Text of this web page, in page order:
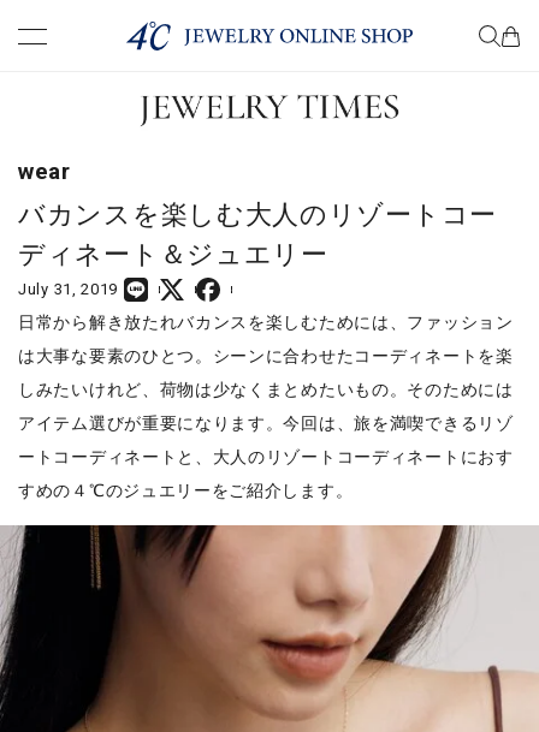
choose
wear
present
column
COMPANY TERM OF USE PRIVACY POLICY
wear
バカンスを楽しむ大人のリゾートコー
ディネート＆ジュエリー
July 31, 2019
日常から解き放たれバカンスを楽しむためには、ファッション
は大事な要素のひとつ。シーンに合わせたコーディネートを楽
しみたいけれど、荷物は少なくまとめたいもの。そのためには
アイテム選びが重要になります。今回は、旅を満喫できるリゾ
ートコーディネートと、大人のリゾートコーディネートにおす
すめの４℃のジュエリーをご紹介します。